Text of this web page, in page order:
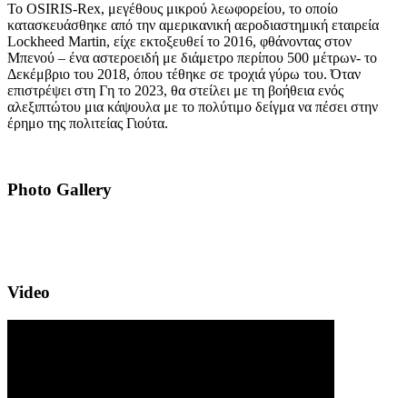
Το OSIRIS-Rex, μεγέθους μικρού λεωφορείου, το οποίο
κατασκευάσθηκε από την αμερικανική αεροδιαστημική εταιρεία
Lockheed Martin, είχε εκτοξευθεί το 2016, φθάνοντας στον
Μπενού – ένα αστεροειδή με διάμετρο περίπου 500 μέτρων- το
Δεκέμβριο του 2018, όπου τέθηκε σε τροχιά γύρω του. Όταν
επιστρέψει στη Γη το 2023, θα στείλει με τη βοήθεια ενός
αλεξιπτώτου μια κάψουλα με το πολύτιμο δείγμα να πέσει στην
έρημο της πολιτείας Γιούτα.
Photo Gallery
Video